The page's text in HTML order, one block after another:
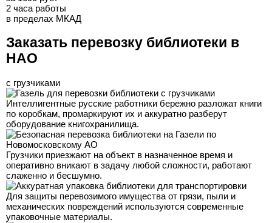
2 часа работы
в пределах МКАД
Заказать перевозку библиотеки в
НАО
с грузчиками
Интеллигентные русские работники бережно разложат книги
по коробкам, промаркируют их и аккуратно разберут
оборудование книгохранилища.
Грузчики приезжают на объект в назначенное время и
оперативно вникают в задачу любой сложности, работают
слаженно и бесшумно.
Для защиты перевозимого имущества от грязи, пыли и
механических повреждений используются современные
упаковочные материалы.